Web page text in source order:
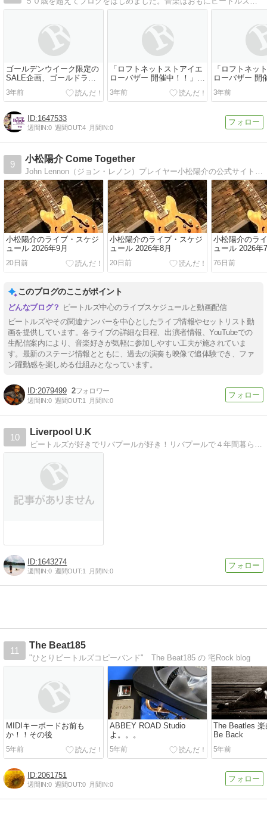
ゴールデンウイーク限定の
SALE企画、ゴールドラッ
シュSALEが開催中！この
お得な機会をお見逃しなく
3年前
「ロフトネットストアイエ
ローバザー 開催中！！」な
くてはならない10日(月・
祝)まで ！ロフトのペン覧
3年前
「ロフトネッ
ローバザー 開
くてはならな
祝)まで ！ロフ
3年前
1647533
週間IN:0 週間OUT:4 月間IN:0
9
小松陽介 Come Together
John Lennon（ジョン・レノン）プレイヤー小松陽介の公式サイトです。The Beatles、ビートルズ解散後のナンバー等を中心に、洋楽・邦楽問わず幅広くプレイ。主に都内近郊のライブハウスにて活動中。
小松陽介のライブ・スケジ
ュール 2026年9月
20日前
小松陽介のライブ・スケジ
ュール 2026年8月
20日前
小松陽介のラ
ュール 2026年
76日前
このブログのここがポイント
ビートルズ中心のライブスケジュールと動画配信
ビートルズやその関連ナンバーを中心としたライブ情報やセットリスト動
画を提供しています。各ライブの詳細な日程、出演者情報、YouTubeでの
生配信案内により、音楽好きが気軽に参加しやすい工夫が施されていま
す。最新のステージ情報とともに、過去の演奏も映像で追体験でき、ファ
ン躍動感を楽しめる仕組みとなっています。
2079499 2
週間IN:0 週間OUT:1 月間IN:0
10
Liverpool U.K
ビートルズが好きでリバプールが好き！リバプールで４年間暮らしてた時のこと書いてます。また今年５月にも渡英しました。
1643274
週間IN:0 週間OUT:1 月間IN:0
11
The Beat185
"ひとりビートルズコピーバンド" The Beat185 の 宅Rock blog
MIDIキーボードお前も
か！！その後
5年前
ABBEY ROAD Studio
よ。。。
5年前
The Beatles
Be Back
5年前
2061751
週間IN:0 週間OUT:0 月間IN:0